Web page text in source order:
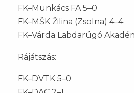
FK–Munkács FA 5–0
FK–MŠK Žilina (Zsolna) 4–4
FK–Várda Labdarúgó
Rájátszás:
FK–DVTK 5–0